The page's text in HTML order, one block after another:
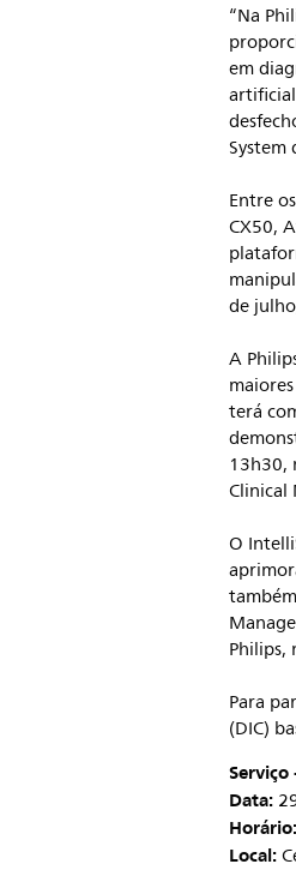
“Na
em
System
Entre
CX50,
de
A
terá
13h30,
Clinical
O
Philips,
Para
(DIC)
Serviço
Data:
Horário:
Local: